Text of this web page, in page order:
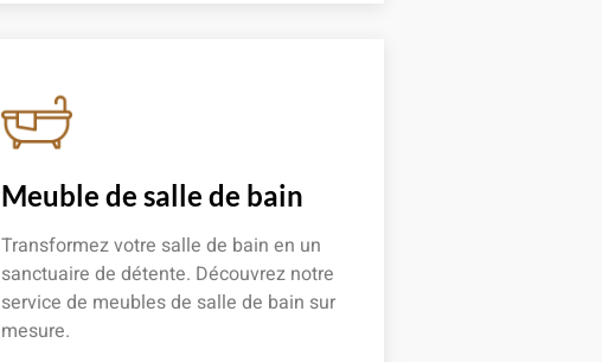
Meuble de salle de bain
Transformez votre salle de bain en un
sanctuaire de détente. Découvrez notre
service de meubles de salle de bain sur
mesure.